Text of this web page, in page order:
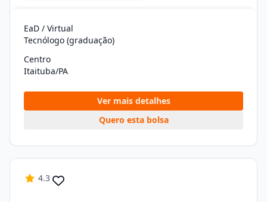
EaD / Virtual
Tecnólogo (graduação)
Centro
Itaituba/PA
Ver mais detalhes
Quero esta bolsa
4.3